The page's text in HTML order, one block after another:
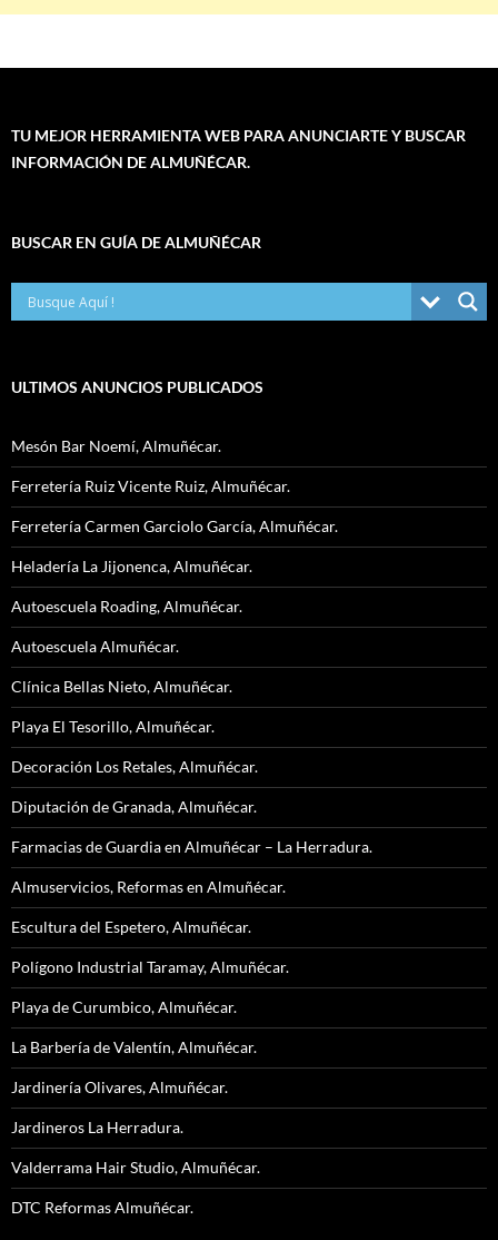
TU MEJOR HERRAMIENTA WEB PARA ANUNCIARTE Y BUSCAR
INFORMACIÓN DE ALMUÑÉCAR.
BUSCAR EN GUÍA DE ALMUÑÉCAR
ULTIMOS ANUNCIOS PUBLICADOS
Mesón Bar Noemí, Almuñécar.
Ferretería Ruiz Vicente Ruiz, Almuñécar.
Ferretería Carmen Garciolo García, Almuñécar.
Heladería La Jijonenca, Almuñécar.
Autoescuela Roading, Almuñécar.
Autoescuela Almuñécar.
Clínica Bellas Nieto, Almuñécar.
Playa El Tesorillo, Almuñécar.
Decoración Los Retales, Almuñécar.
Diputación de Granada, Almuñécar.
Farmacias de Guardia en Almuñécar – La Herradura.
Almuservicios, Reformas en Almuñécar.
Escultura del Espetero, Almuñécar.
Polígono Industrial Taramay, Almuñécar.
Playa de Curumbico, Almuñécar.
La Barbería de Valentín, Almuñécar.
Jardinería Olivares, Almuñécar.
Jardineros La Herradura.
Valderrama Hair Studio, Almuñécar.
DTC Reformas Almuñécar.